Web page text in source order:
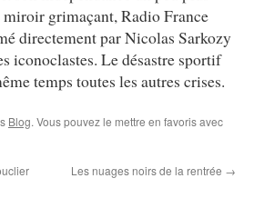
miroir grimaçant, Radio France
directement par Nicolas Sarkozy
iconoclastes. Le désastre sportif
temps toutes les autres crises.
Blog. Vous pouvez le mettre en favoris avec
Les nuages noirs de la rentrée →